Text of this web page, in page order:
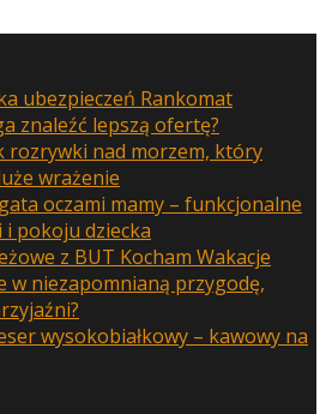
ubezpieczeń Rankomat
znaleźć lepszą ofertę?
rozrywki nad morzem, który
wrażenie
oczami mamy – funkcjonalne
i pokoju dziecka
z BUT Kocham Wakacje
w niezapomnianą przygodę,
wysokobiałkowy – kawowy na